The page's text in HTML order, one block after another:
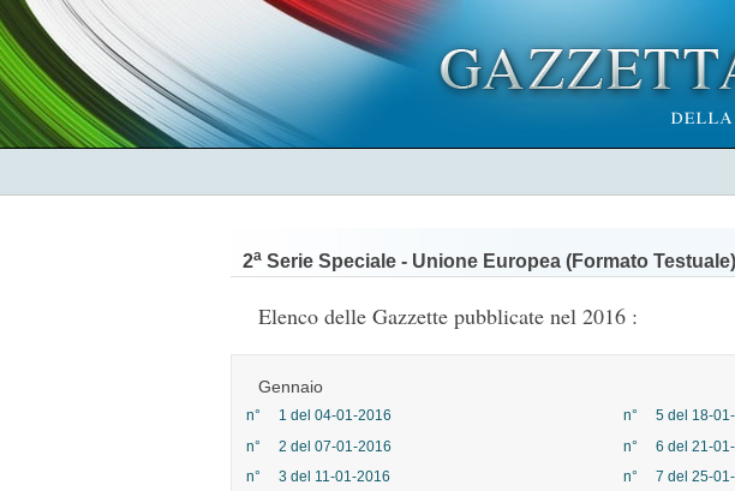
2a Serie Speciale - Unione Europea (Formato Testuale)
Elenco delle Gazzette pubblicate nel 2016 :
Gennaio
n° 1 del 04-01-2016
n° 2 del 07-01-2016
n° 3 del 11-01-2016
n° 5 del 18-01-
n° 6 del 21-01-
n° 7 del 25-01-